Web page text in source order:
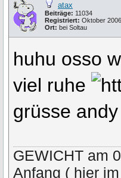
atax
Beiträge: 11034
Registriert: Oktober 2006
Ort: bei Soltau
huhu osso
viel ruhe
grüsse andy
GEWICHT am
Anfang ( hier